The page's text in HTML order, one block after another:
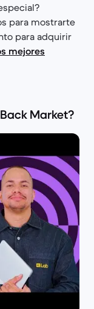
para mostrarte
para adquirir
mejores
Market?